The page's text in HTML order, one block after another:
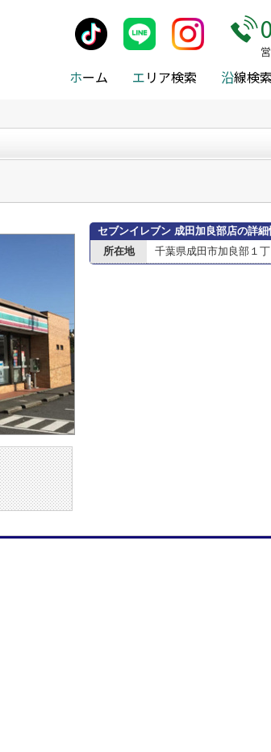
ホーム エリア検索 沿線検索
成田市のコンビニエンスストア > セブンイレブン
セブンイレブン 成田加良部店の詳細
所在地
千葉県成田市加良部１